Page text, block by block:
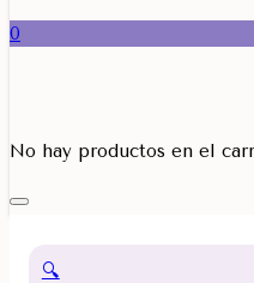
0
No hay productos en el
🔍